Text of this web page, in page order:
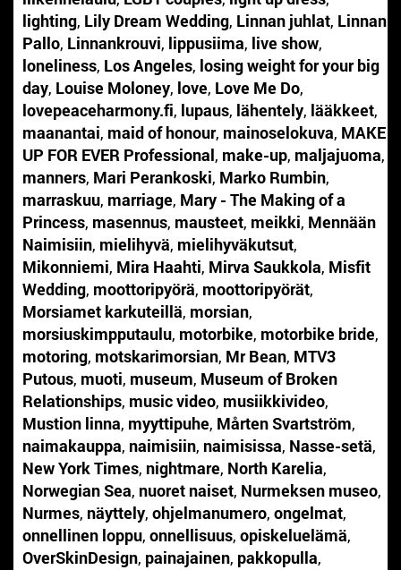
lighting, Lily Dream Wedding, Linnan juhlat, Linnan
Pallo, Linnankrouvi, lippusiima, live show,
loneliness, Los Angeles, losing weight for your big
day, Louise Moloney, love, Love Me Do,
lovepeaceharmony.fi, lupaus, lähentely, lääkkeet,
maanantai, maid of honour, mainoselokuva, MAKE
UP FOR EVER Professional, make-up, maljajuoma,
manners, Mari Perankoski, Marko Rumbin,
marraskuu, marriage, Mary - The Making of a
Princess, masennus, mausteet, meikki, Mennään
Naimisiin, mielihyvä, mielihyväkutsut,
Mikonniemi, Mira Haahti, Mirva Saukkola, Misfit
Wedding, moottoripyörä, moottoripyörät,
Morsiamet karkuteillä, morsian,
morsiuskimpputaulu, motorbike, motorbike bride,
motoring, motskarimorsian, Mr Bean, MTV3
Putous, muoti, museum, Museum of Broken
Relationships, music video, musiikkivideo,
Mustion linna, myyttipuhe, Mårten Svartström,
naimakauppa, naimisiin, naimisissa, Nasse-setä,
New York Times, nightmare, North Karelia,
Norwegian Sea, nuoret naiset, Nurmeksen museo,
Nurmes, näyttely, ohjelmanumero, ongelmat,
onnellinen loppu, onnellisuus, opiskeluelämä,
OverSkinDesign, painajainen, pakkopulla,